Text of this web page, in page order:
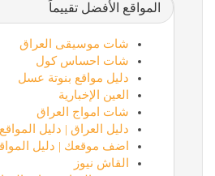
المواقع الأفضل تقييماً
شات موسيقى العراق
شات احساس كول
دليل مواقع بنوتة عسل
العين الإخبارية
شات امواج العراق
دليل العراق | دليل المواقع
اضف موقعك | دليل
القاش نيوز